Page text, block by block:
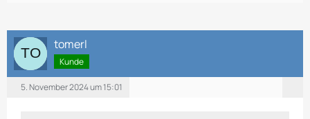
tomerl
Kunde
5. November 2024 um 15:01